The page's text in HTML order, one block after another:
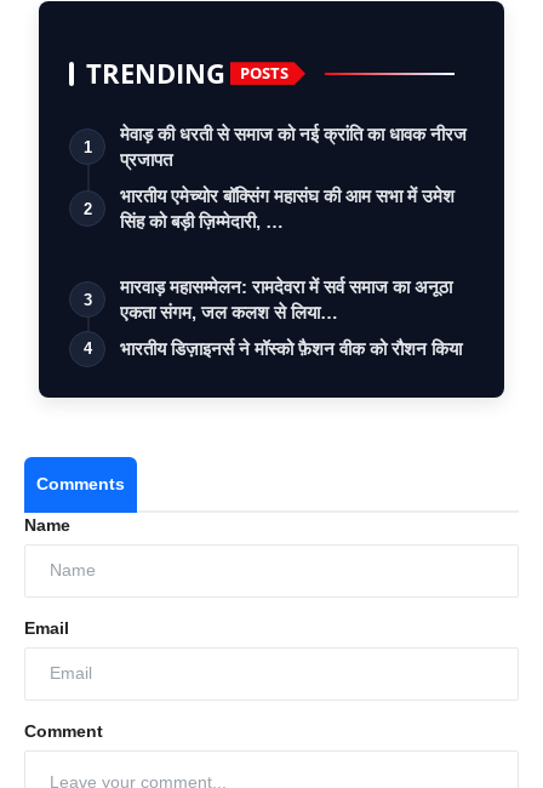
TRENDING POSTS
1
मेवाड़ की धरती से समाज को नई क्रांति का धावक नीरज
प्रजापत
2
भारतीय एमेच्योर बॉक्सिंग महासंघ की आम सभा में उमेश
सिंह को बड़ी ज़िम्मेदारी, …
3
मारवाड़ महासम्मेलन: रामदेवरा में सर्व समाज का अनूठा
एकता संगम, जल कलश से लिया…
4 भारतीय डिज़ाइनर्स ने मॉस्को फ़ैशन वीक को रौशन किया
Comments
Name
Email
Comment